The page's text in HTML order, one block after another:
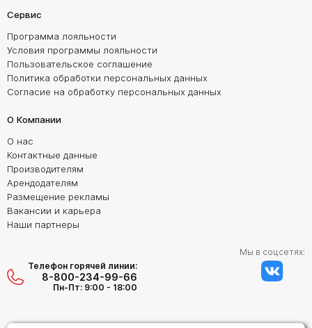
Сервис
Программа лояльности
Условия программы лояльности
Пользовательское соглашение
Политика обработки персональных данных
Согласие на обработку персональных данных
О Компании
О нас
Контактные данные
Производителям
Арендодателям
Размещение рекламы
Вакансии и карьера
Наши партнеры
Телефон горячей линии:
8-800-234-99-66
Пн-Пт: 9:00 - 18:00
Мы в соцсетях: